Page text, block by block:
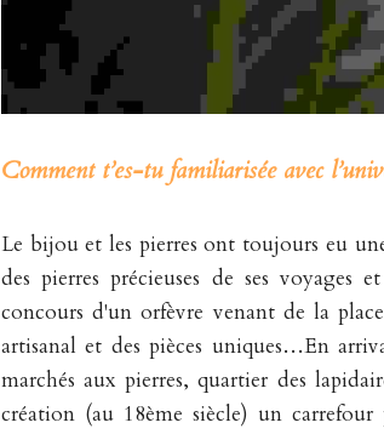
Comment t’es-tu familiarisée avec
Le bijou et les pierres ont toujours eu
des pierres précieuses de ses
concours d'un orfèvre venant de la
artisanal et des pièces uniques…En
marchés aux pierres, quartier des
création (au 18ème siècle) un carrefour